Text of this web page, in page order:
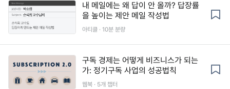
내 메일에는 왜 답이 안 올까? 답장률
을 높이는 제안 메일 작성법
아티클 · 10분 분량
구독 경제는 어떻게 비즈니스가 되는
가: 정기구독 사업의 성공법칙
웹북 · 5개 챕터